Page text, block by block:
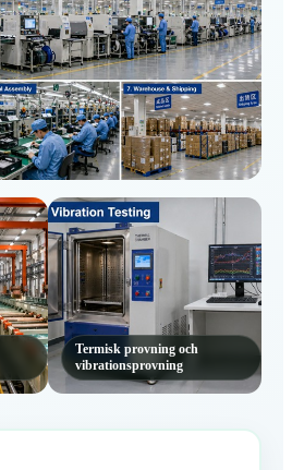
huvudproduktionsgolv
Termisk provning och
vibrationsprovning